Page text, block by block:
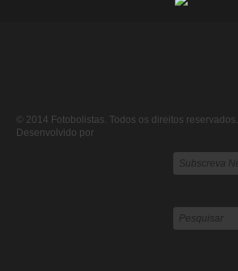
© 2014 Fotobolistas. Todos os direitos reservados.
Desenvolvido por